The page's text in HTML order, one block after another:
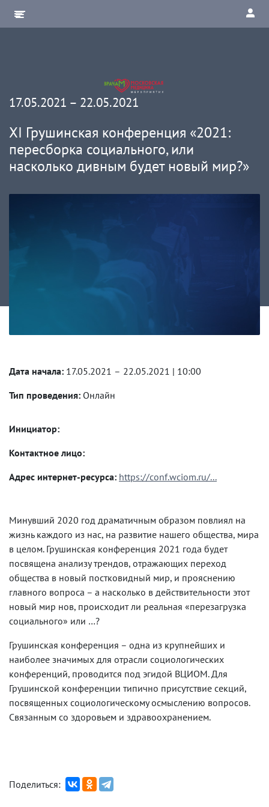
17.05.2021 – 22.05.2021
XI Грушинская конференция «2021:
пересборка социального, или
насколько дивным будет новый мир?»
Дата начала:
17.05.2021 – 22.05.2021 | 10:00
Тип проведения: Онлайн
Инициатор:
Контактное лицо:
Адрес интернет-ресурса: https://conf.wciom.ru/...
Минувший 2020 год драматичным образом повлиял на
жизнь каждого из нас, на развитие нашего общества, мира
в целом. Грушинская конференция 2021 года будет
посвящена анализу трендов, отражающих переход
общества в новый постковидный мир, и прояснению
главного вопроса – а насколько в действительности этот
новый мир нов, происходит ли реальная «перезагрузка
социального» или …?
Грушинская конференция – одна из крупнейших и
наиболее значимых для отрасли социологических
конференций, проводится под эгидой ВЦИОМ. Для
Грушинской конференции типично присутствие секций,
посвященных социологическому осмыслению вопросов.
Связанным со здоровьем и здравоохранением.
Поделиться: